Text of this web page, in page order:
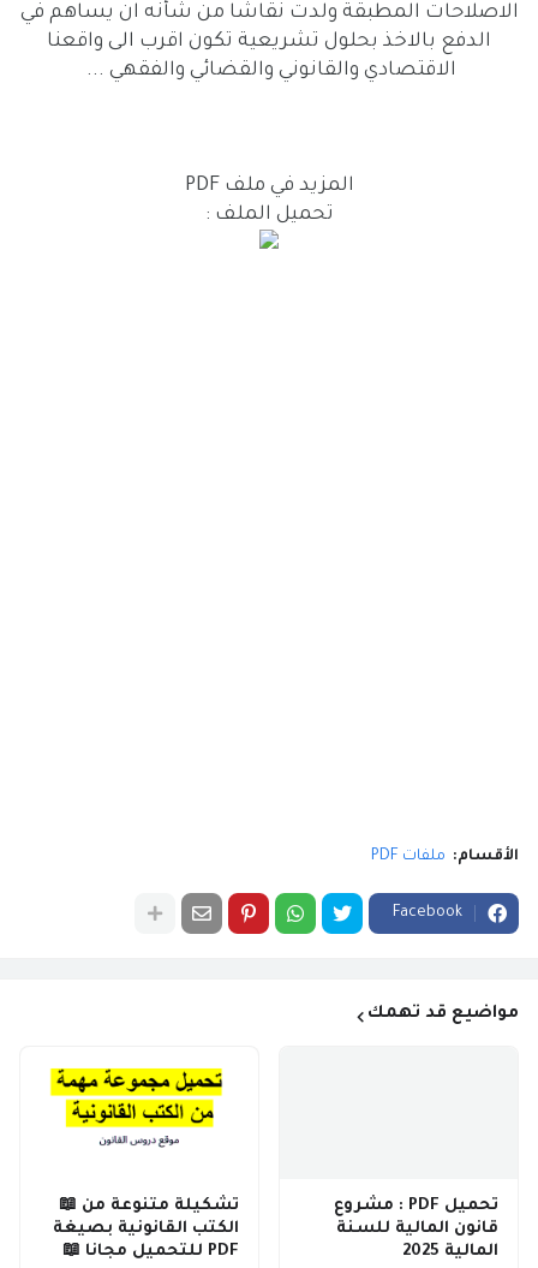
الاصلاحات المطبقة ولدت نقاشا من شأنه ان يساهم في
الدفع بالاخذ بحلول تشريعية تكون اقرب الى واقعنا
الاقتصادي والقانوني والقضائي والفقهي ...
المزيد في ملف PDF
تحميل الملف :
الأقسام: ملفات PDF
Facebook
مواضيع قد تهمك
تحميل PDF : مشروع
قانون المالية للسنة
المالية 2025
تشكيلة متنوعة من 📖
الكتب القانونية بصيغة
PDF للتحميل مجانا 📖